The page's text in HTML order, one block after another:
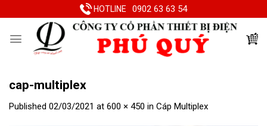
to
HOTLINE 0902 63 63 54
cap-multiplex
Published 02/03/2021 at 600 × 450 in Cáp Multiplex